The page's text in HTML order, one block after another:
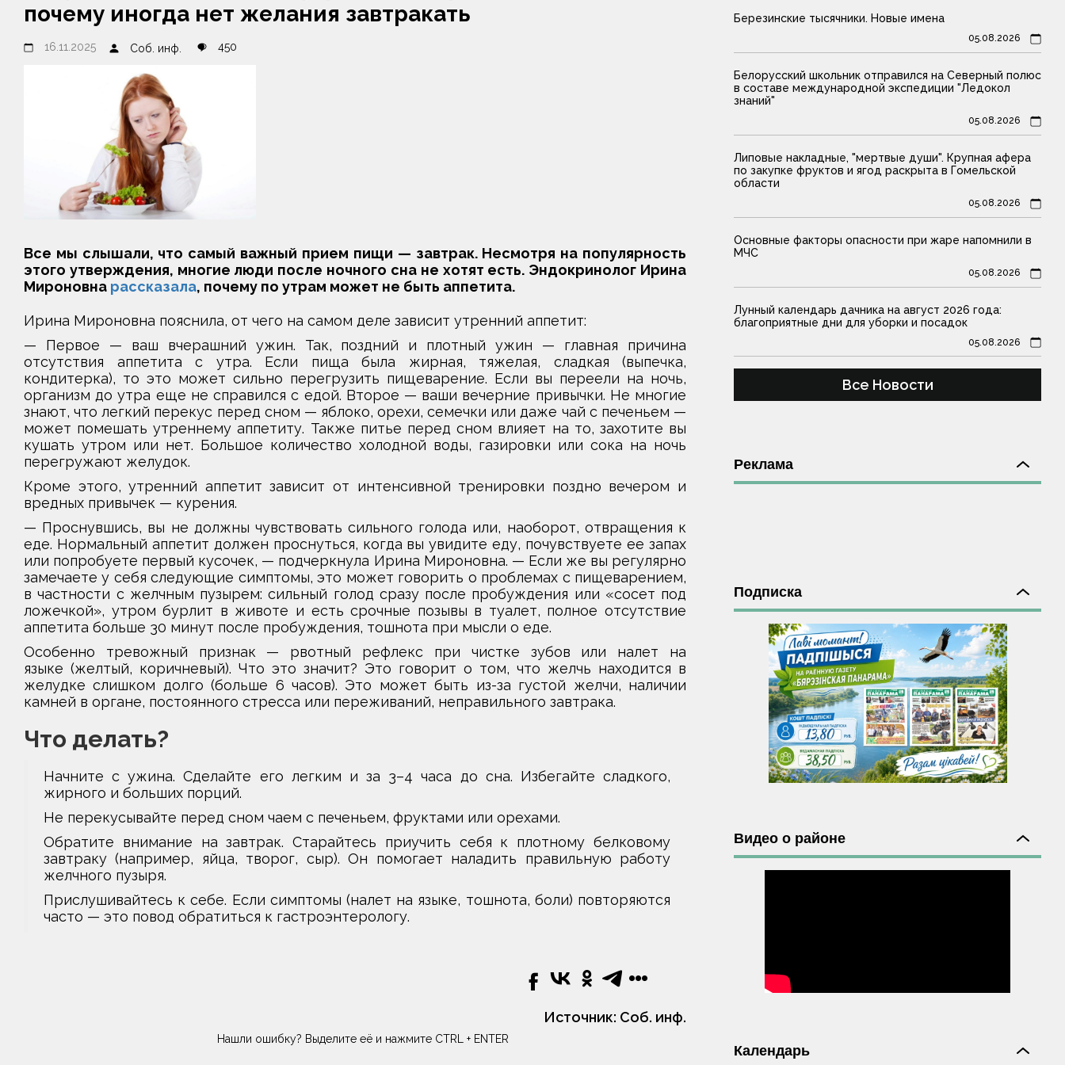
почему иногда нет желания завтракать
16.11.2025 Соб. инф. 450
Все мы слышали, что самый важный прием пищи — завтрак. Несмотря на популярность
этого утверждения, многие люди после ночного сна не хотят есть. Эндокринолог Ирина
Мироновна рассказала, почему по утрам может не быть аппетита.
Ирина Мироновна пояснила, от чего на самом деле зависит утренний аппетит:
— Первое — ваш вчерашний ужин. Так, поздний и плотный ужин — главная причина
отсутствия аппетита с утра. Если пища была жирная, тяжелая, сладкая (выпечка,
кондитерка), то это может сильно перегрузить пищеварение. Если вы переели на ночь,
организм до утра еще не справился с едой. Второе — ваши вечерние привычки. Не многие
знают, что легкий перекус перед сном — яблоко, орехи, семечки или даже чай с печеньем —
может помешать утреннему аппетиту. Также питье перед сном влияет на то, захотите вы
кушать утром или нет. Большое количество холодной воды, газировки или сока на ночь
перегружают желудок.
Кроме этого, утренний аппетит зависит от интенсивной тренировки поздно вечером и
вредных привычек — курения.
— Проснувшись, вы не должны чувствовать сильного голода или, наоборот, отвращения к
еде. Нормальный аппетит должен проснуться, когда вы увидите еду, почувствуете ее запах
или попробуете первый кусочек, — подчеркнула Ирина Мироновна. — Если же вы регулярно
замечаете у себя следующие симптомы, это может говорить о проблемах с пищеварением,
в частности с желчным пузырем: сильный голод сразу после пробуждения или «сосет под
ложечкой», утром бурлит в животе и есть срочные позывы в туалет, полное отсутствие
аппетита больше 30 минут после пробуждения, тошнота при мысли о еде.
Особенно тревожный признак — рвотный рефлекс при чистке зубов или налет на
языке (желтый, коричневый). Что это значит? Это говорит о том, что желчь находится в
желудке слишком долго (больше 6 часов). Это может быть из-за густой желчи, наличии
камней в органе, постоянного стресса или переживаний, неправильного завтрака.
Что делать?
Начните с ужина. Сделайте его легким и за 3–4 часа до сна. Избегайте сладкого,
жирного и больших порций.
Не перекусывайте перед сном чаем с печеньем, фруктами или орехами.
Обратите внимание на завтрак. Старайтесь приучить себя к плотному белковому
завтраку (например, яйца, творог, сыр). Он помогает наладить правильную работу
желчного пузыря.
Прислушивайтесь к себе. Если симптомы (налет на языке, тошнота, боли) повторяются
часто — это повод обратиться к гастроэнтерологу.
Источник: Соб. инф.
Нашли ошибку? Выделите её и нажмите CTRL + ENTER
Березинские тысячники. Новые имена
05.08.2026
Белорусский школьник отправился на Северный полюс
в составе международной экспедиции "Ледокол
знаний"
05.08.2026
Липовые накладные, "мертвые души". Крупная афера
по закупке фруктов и ягод раскрыта в Гомельской
области
05.08.2026
Основные факторы опасности при жаре напомнили в
МЧС
05.08.2026
Лунный календарь дачника на август 2026 года:
благоприятные дни для уборки и посадок
05.08.2026
Все Новости
Реклама
Подписка
Видео о районе
Календарь